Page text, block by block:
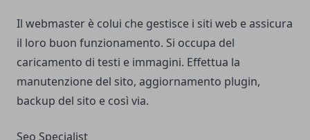
Il webmaster è colui che gestisce i siti web e assicura
il loro buon funzionamento. Si occupa del
caricamento di testi e immagini. Effettua la
manutenzione del sito, aggiornamento plugin,
backup del sito e così via.
Seo Specialist